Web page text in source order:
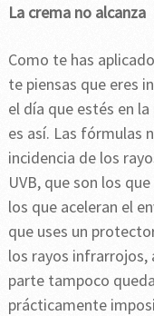
La crema no alcanza
Como te has
te piensas que eres
el día que estés en
es así. Las fórmulas
incidencia de los
UVB, que son los
los que aceleran el
que uses un
los rayos infrarrojos,
parte tampoco
prácticamente